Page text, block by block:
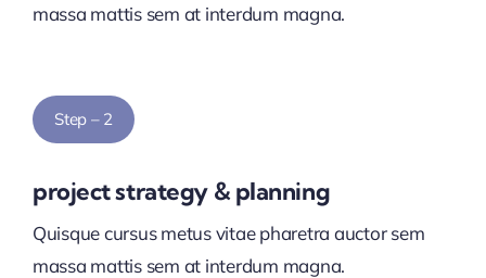
massa mattis sem at interdum magna.
Step – 2
project strategy & planning
Quisque cursus metus vitae pharetra auctor sem
massa mattis sem at interdum magna.